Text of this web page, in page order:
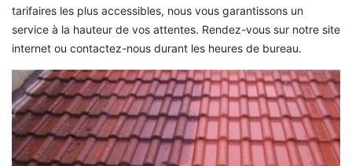
tarifaires les plus accessibles, nous vous garantissons un
service à la hauteur de vos attentes. Rendez-vous sur notre site
internet ou contactez-nous durant les heures de bureau.